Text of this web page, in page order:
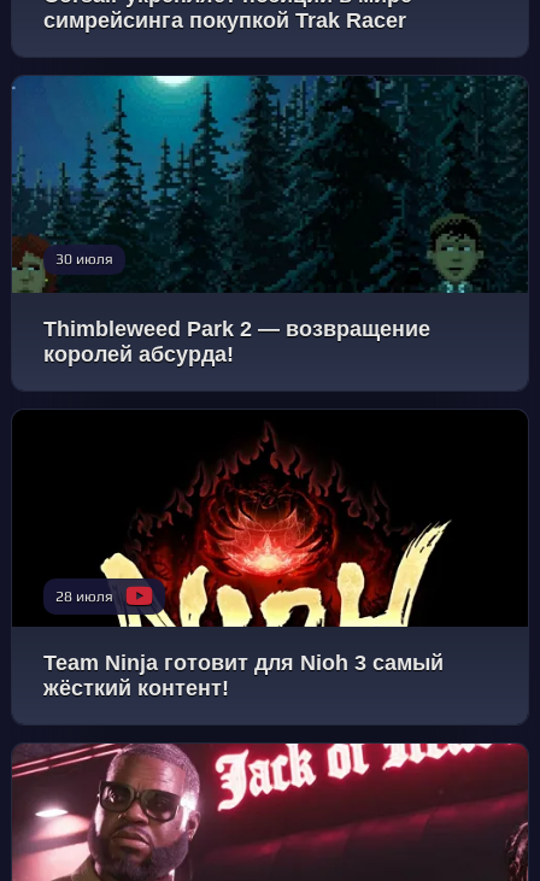
симрейсинга покупкой Trak Racer
30 июля
Thimbleweed Park 2 — возвращение
королей абсурда!
28 июля
Team Ninja готовит для Nioh 3 самый
жёсткий контент!